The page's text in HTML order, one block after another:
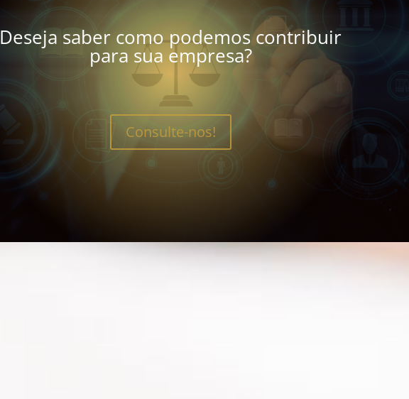
Deseja saber como podemos contribuir
para sua empresa?
Consulte-nos!